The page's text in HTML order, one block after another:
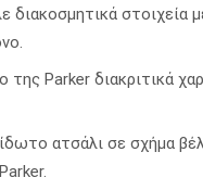
διακοσμητικά στοιχεία
Parker διακριτικά
ατσάλι σε σχήμα